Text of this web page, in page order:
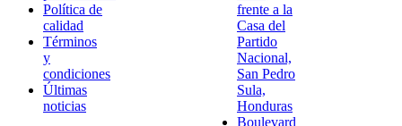
Política de
calidad
Términos
y
condiciones
Últimas
noticias
frente a la
Casa del
Partido
Nacional,
San Pedro
Sula,
Honduras
Boulevard